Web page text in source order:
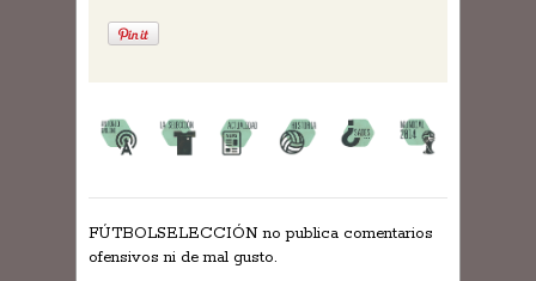
FÚTBOLSELECCIÓN no publica comentarios
ofensivos ni de mal gusto.